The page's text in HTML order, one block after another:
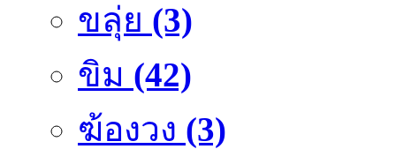
ขลุ่ย (3)
ขิม (42)
ฆ้องวง (3)